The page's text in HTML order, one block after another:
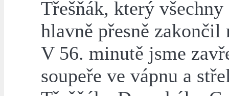
Třešňák, který všechny
hlavně přesně zakončil
V 56. minutě jsme
soupeře ve vápnu a